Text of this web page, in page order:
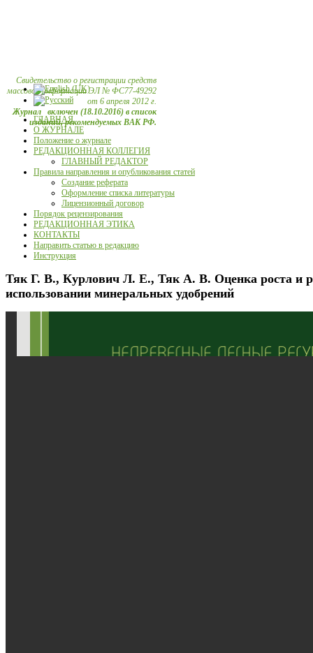
Свидетельство о регистрации средств
массовой информации ЭЛ № ФС77-49292
от 6 апреля 2012 г.
Журнал включен (18.10.2016) в список
изданий, рекомендуемых ВАК РФ.
ГЛАВНАЯ
О ЖУРНАЛЕ
Положение о журнале
РЕДАКЦИОННАЯ КОЛЛЕГИЯ
ГЛАВНЫЙ РЕДАКТОР
Правила направления и опубликования статей
Создание реферата
Оформление списка литературы
Лицензионный договор
Порядок рецензирования
РЕДАКЦИОННАЯ ЭТИКА
КОНТАКТЫ
Направить статью в редакцию
Инструкция
Тяк Г. В., Курлович Л. Е., Тяк А. В. Оценка роста и
использовании минеральных удобрений